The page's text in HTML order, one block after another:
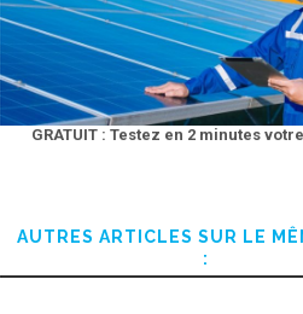
GRATUIT : Testez en 2 minutes
AUTRES ARTICLES SUR LE
: